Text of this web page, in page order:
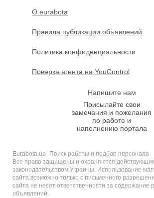
O eurabota
Правила публикации объявлений
Политика конфиденциальности
Поверка агента на YouControl
Напишите нам
Присылайте свои
замечания и пожелания
по работе и
наполнению портала
Eurabota.ua- Поиск работы и подбор персонала
Все права защищены и охраняются
законодательством Украины. Использование
сайта возможно только с письменного
сайта не несет ответственности за
объявлений.